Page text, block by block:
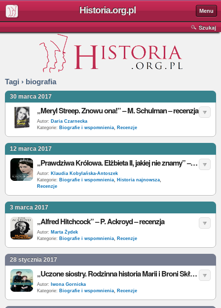
Historia.org.pl Menu
Szukaj
Tagi › biografia
30 marca 2017
„Meryl Streep. Znowu ona!” – M. Schulman – recenzja
Autor: Daria Czarnecka
Kategorie: Biografie i wspomnienia, Recenzje
12 marca 2017
„Prawdziwa Królowa. Elżbieta II, jakiej nie znamy” – A. Marr – recenzja
Autor: Klaudia Kobylańska-Antoszek
Kategorie: Biografie i wspomnienia, Historia najnowsza,
Recenzje
3 marca 2017
„Alfred Hitchcock” – P. Ackroyd – recenzja
Autor: Marta Żydek
Kategorie: Biografie i wspomnienia, Recenzje
28 stycznia 2017
„Uczone siostry. Rodzinna historia Marii i Broni Skłodowskich” – N. Henry – recenzja
Autor:
Iwona Gornicka
Kategorie: Biografie i wspomnienia, Recenzje